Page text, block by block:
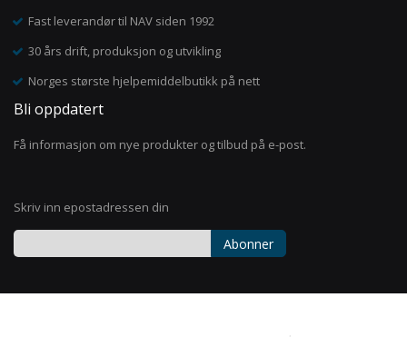
Fast leverandør til NAV siden 1992
30 års drift, produksjon og utvikling
Norges største hjelpemiddelbutikk på nett
Bli oppdatert
Få informasjon om nye produkter og tilbud på e-post.
Skriv inn epostadressen din
Abonner